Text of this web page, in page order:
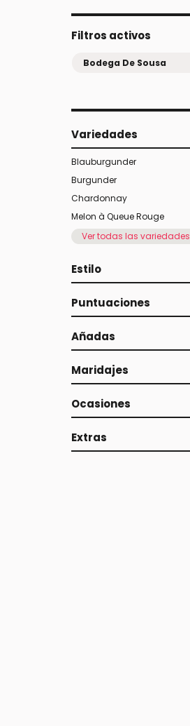
Filtros activos
Bodega De Sousa
Variedades
Blauburgunder
Burgunder
Chardonnay
Melon à Queue Rouge
Ver todas las variedades
Estilo
Puntuaciones
Añadas
Maridajes
Ocasiones
Extras